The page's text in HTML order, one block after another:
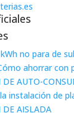
no para de
ahorrar con
AUTO-
instalación de
DE AISLADA